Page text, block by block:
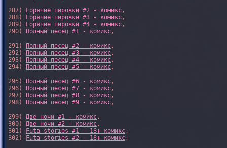
287)
Горячие пирожки #2 - комикс,
288)
Горячие пирожки #3 - комикс,
289)
Горячие пирожки #4 - комикс,
290)
Полный песец #1 - комикс,
291)
Полный песец #2 - комикс,
292)
Полный песец #3 - комикс,
293)
Полный песец #4 - комикс,
294)
Полный песец #5 - комикс,
295)
Полный песец #6 - комикс,
296)
Полный песец #7 - комикс,
297)
Полный песец #8 - комикс,
298)
Полный песец #9 - комикс,
299) Две ночи #1 - комикс,
300) Две ночи #2 - комикс,
301)
Futa stories #1 - 18+ комикс,
302)
Futa stories #2 - 18+ комикс,